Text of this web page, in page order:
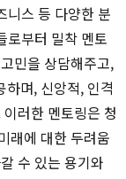
니스 등 다양한 분
로부터 밀착 멘토
민을 상담해주고,
며, 신앙적, 인격
러한 멘토링은 청
래에 대한 두려움
수 있는 용기와